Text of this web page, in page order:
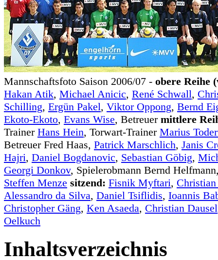
Mannschaftsfoto Saison 2006/07 - obere Reihe
Hakan Atik, Michael Anicic, René Schwall,
Schilling, Ergün Pakel, Viktor Oppong, Bernd
Ekoto-Ekoto, Evans Wise, Betreuer mittlere
Trainer Hans Hein, Torwart-Trainer Marius
Betreuer Fred Haas, Patrick Marschlich, Janis
Hajri, Daniel Bogdanovic, Sebastian Göbig,
Georgi Donkov, Spielerobmann Bernd
Steffen Menze sitzend: Fisnik Myftari,
Alessandro da Silva, Daniel Tsiflidis, Ioannis
Christopher Gäng, Ken Asaeda, Christian Dausel
Oelkuch
Inhaltsverzeichnis